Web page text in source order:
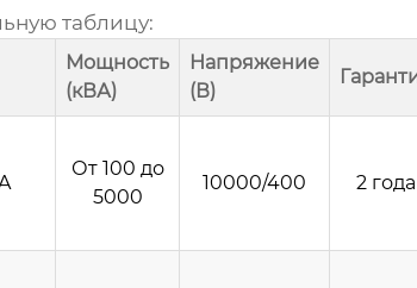
таблицу:
Мощность
(кВА)
Напряжение
(В)
От 100 до
5000
10000/400 2 года